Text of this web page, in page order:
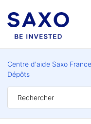
Centre d'aide Saxo France
Dépôts